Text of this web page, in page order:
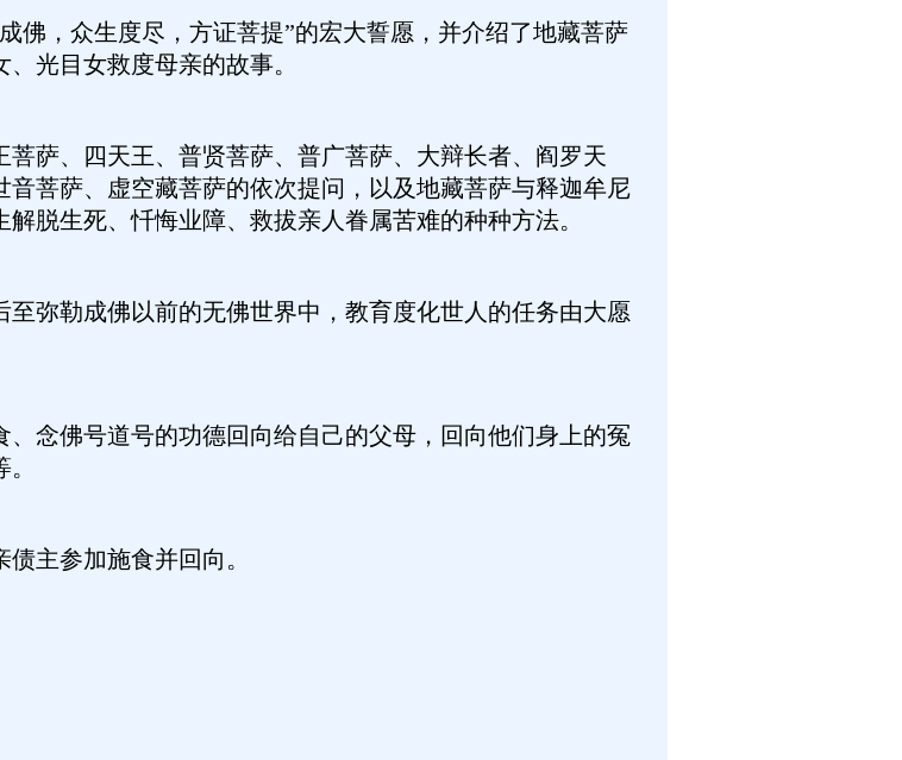
佛，众生度尽，方证菩提”的宏大誓愿，并介绍了地藏菩萨
光目女救度母亲的故事。
萨、四天王、普贤菩萨、普广菩萨、大辩长者、阎罗天
菩萨、虚空藏菩萨的依次提问，以及地藏菩萨与释迦牟尼
脱生死、忏悔业障、救拔亲人眷属苦难的种种方法。
弥勒成佛以前的无佛世界中，教育度化世人的任务由大愿
念佛号道号的功德回向给自己的父母，回向他们身上的冤
主参加施食并回向。